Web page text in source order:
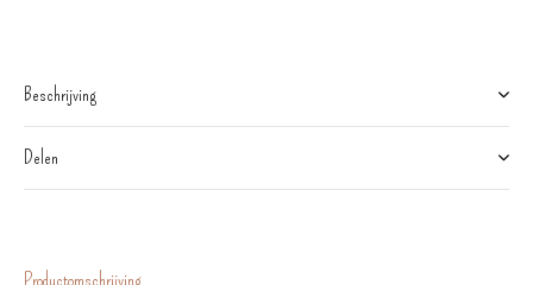
Beschrijving
Delen
Productomschrijving